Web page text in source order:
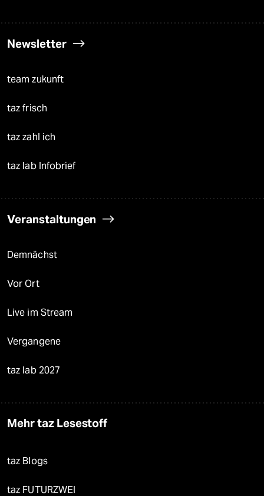
Newsletter
team zukunft
taz frisch
taz zahl ich
taz lab Infobrief
Veranstaltungen
Demnächst
Vor Ort
Live im Stream
Vergangene
taz lab 2027
Mehr taz Lesestoff
taz Blogs
taz FUTURZWEI